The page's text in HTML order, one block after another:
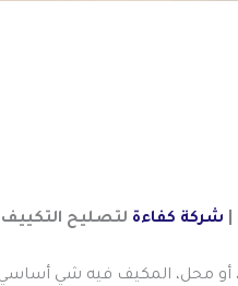
شركة كفاءة لتصليح التكييف
أو محل، المكيف فيه شي أساسي.